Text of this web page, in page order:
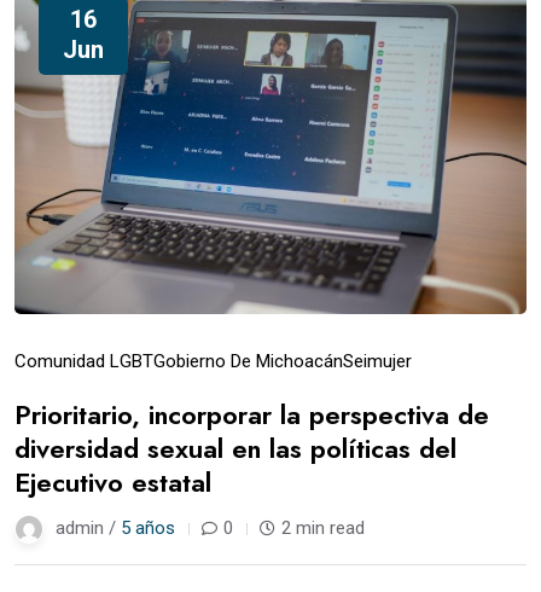
16
Jun
Comunidad LGBTGobierno De MichoacánSeimujer
Prioritario, incorporar la perspectiva de
diversidad sexual en las políticas del
Ejecutivo estatal
admin / 5 años 0 2 min read